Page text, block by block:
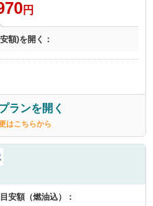
円
額)を開く：
ランを開く
はこちらから
安額（燃油込）：